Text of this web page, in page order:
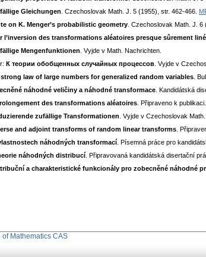
Gleichungen . Czechoslovak Math. J. 5 (1955), str. 462-466.
on K. Menger’s probabilistic geometry . Czechoslovak Math. J. 6
l’inversion des transformations aléatoires presque sûrement
Mengenfunktionen . Vyjde v Math. Nachrichten.
К теории обобщенных случайных процессов . Vyjde v
law of large numbers for generalized random variables .
náhodné veličiny a náhodné transformace . Kandidátská
des transformations aléatoires . Připraveno k publikaci.
zufällige Transformationen . Vyjde v Czechoslovak Math.
and adjoint transforms of random linear transforms .
náhodných transformací . Písemná práce pro
náhodných distribucí . Připravovaná kandidátská disertační
a charakteristické funkcionály pro zobecněné náhodné
of Mathematics CAS